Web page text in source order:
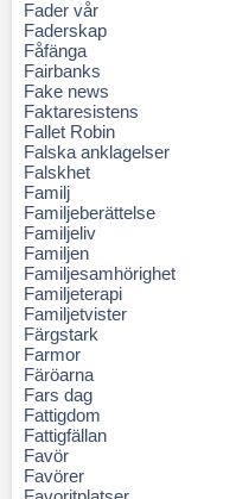
Fader vår
Faderskap
Fåfänga
Fairbanks
Fake news
Faktaresistens
Fallet Robin
Falska anklagelser
Falskhet
Familj
Familjeberättelse
Familjeliv
Familjen
Familjesamhörighet
Familjeterapi
Familjetvister
Färgstark
Farmor
Färöarna
Fars dag
Fattigdom
Fattigfällan
Favör
Favörer